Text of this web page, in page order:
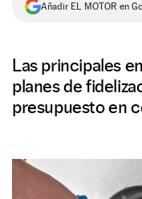
Añadir EL MOTOR en
Las principales
planes de
presupuesto en